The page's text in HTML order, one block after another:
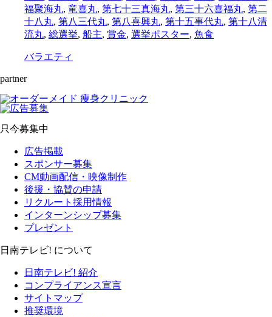
福聚海丸, 竜喜丸, 第七十三真海丸, 第三十六喜福丸, 第二
十八丸, 第八三代丸, 第八喜興丸, 第十五事代丸, 第十八清
流丸, 総選挙, 船主, 賞金, 選挙ポスター, 魚食
バラエティ
partner
只今募集中
広告掲載
スポンサー募集
CM動画配信・映像制作
後援・協賛の申請
リクルート採用情報
インターンシップ募集
プレゼント
日南テレビ! について
日南テレビ! 紹介
コンプライアンス宣言
サイトマップ
推奨環境